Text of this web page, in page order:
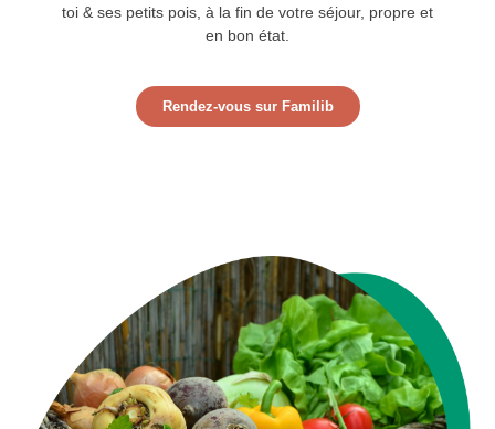
toi & ses petits pois, à la fin de votre séjour, propre et
en bon état.
Rendez-vous sur Familib